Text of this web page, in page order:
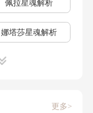
毁灭命途选什么
西递宏村联动活动
无处可逃怎么样
雅利洛磐岩镇
雅利洛城郊雪原
佩拉星魂解析
娜塔莎星魂解析
桑博星魂效果
更多>